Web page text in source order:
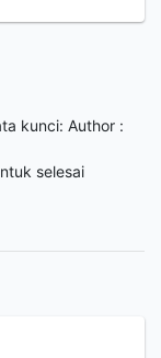
kunci: Author :
selesai